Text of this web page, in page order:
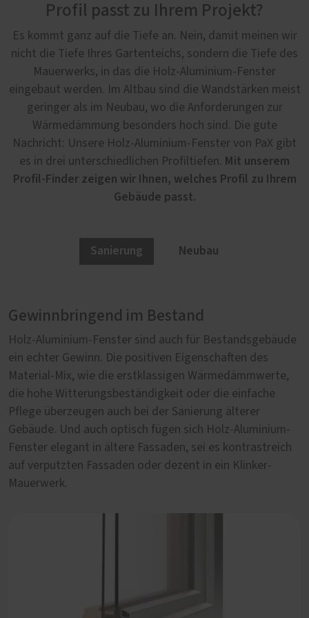
Profil passt zu Ihrem Projekt?
Es kommt ganz auf die Tiefe an. Nein, damit meinen wir
nicht die Tiefe Ihres Gartenteichs, sondern die Tiefe des
Mauerwerks, in das die Holz-Aluminium-Fenster
eingebaut werden. Im Altbau sind die Wandstärken meist
geringer als im Neubau, wo die Anforderungen zur
Wärmedämmung besonders hoch sind. Die gute
Nachricht: Unsere Holz-Aluminium-Fenster von PaX gibt
es in drei unterschiedlichen Profiltiefen. Mit unserem
Profil-Finder zeigen wir Ihnen, welches Profil zu Ihrem
Gebäude passt.
Sanierung Neubau
Gewinnbringend im Bestand
Holz-Aluminium-Fenster sind auch für Bestandsgebäude
ein echter Gewinn. Die positiven Eigenschaften des
Material-Mix, wie die erstklassigen Wärmedämmwerte,
die hohe Witterungsbeständigkeit oder die einfache
Pflege überzeugen auch bei der Sanierung älterer
Gebäude. Und auch optisch fügen sich Holz-Aluminium-
Fenster elegant in ältere Fassaden, sei es kontrastreich
auf verputzten Fassaden oder dezent in ein Klinker-
Mauerwerk.
Elegant im Neubau
Exklusives Wohnen braucht exklusive Fenster, die ein
Höchstmaß an Komfort versprechen und sich elegant in
eine einzigartige Außenansicht integrieren. Unsere Holz-
Aluminium-Fenster von PaX halten, was sie versprechen.
Nach außen hin sind sie nahezu unverwüstlich und
dennoch von besonderer Ästhetik geprägt. Im Innern
versprühen die Holzoberflächen Behaglichkeit und
Wärme.